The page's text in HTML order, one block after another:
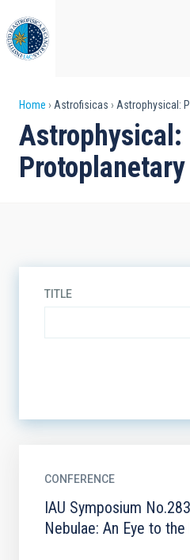
to
main
content
Breadcrumb
Home Astrofisicas Astrophysical:
Astrophysical:
TITLE
CONFERENCE
IAU Symposium
Nebulae: An Eye to the